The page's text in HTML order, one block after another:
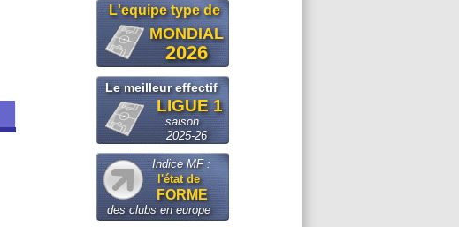
L'equipe type de
MONDIAL
2026
Le meilleur effectif
LIGUE 1
saison
2025-26
Indice MF :
l'état de
FORME
des clubs en europe